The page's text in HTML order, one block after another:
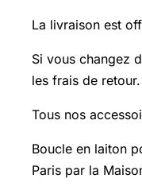
La livraison est
Si vous changez
les frais de retour.
Tous nos
Boucle en laiton
Paris par la